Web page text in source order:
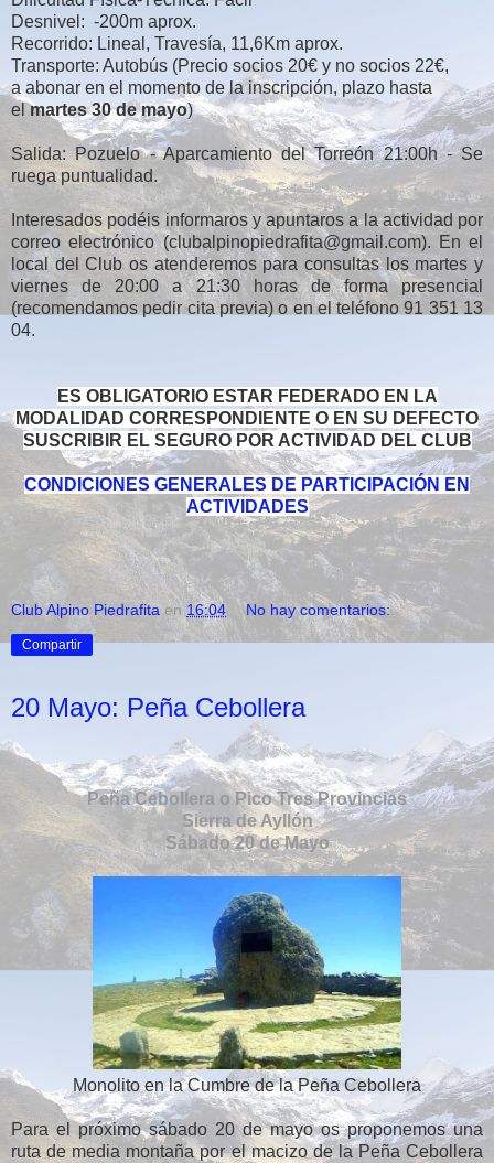
Desnivel: -200m aprox.
Recorrido: Lineal, Travesía, 11,6Km aprox.
Transporte: Autobús (Precio socios 20€ y no socios 22€,
aabonar en el momento de la inscripción, plazo hasta
elmartes 30 de mayo)
Salida: Pozuelo - Aparcamiento del Torreón 21:00h - Se
ruega puntualidad.
Interesados podéis informaros y apuntaros a la actividad por
correo electrónico (clubalpinopiedrafita@gmail.com). En el
local del Club os atenderemos para consultas los martes y
viernes de 20:00 a 21:30 horas de forma presencial
(recomendamos pedir cita previa) o en el teléfono 91 351 13
04.
ES OBLIGATORIO ESTAR FEDERADO EN LA
MODALIDAD CORRESPONDIENTE O EN SU DEFECTO
SUSCRIBIR EL SEGURO POR ACTIVIDAD DEL CLUB
CONDICIONES GENERALES DE PARTICIPACIÓN EN
ACTIVIDADES
Club Alpino Piedrafita en16:04 No hay comentarios:
Compartir
20 Mayo: Peña Cebollera
Peña Cebollera o Pico Tres Provincias
Sierra de Ayllón
Sábado 20 de Mayo
Monolito en la Cumbre de la Peña Cebollera
Para el próximo sábado 20 de mayo os proponemos una
ruta de media montaña por el macizo de la Peña Cebollera